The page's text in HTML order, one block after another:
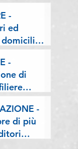
-
ed
artigiane
regole
tutti"
-
di
del
V.E.R.A.
etico e
delle
-
di più